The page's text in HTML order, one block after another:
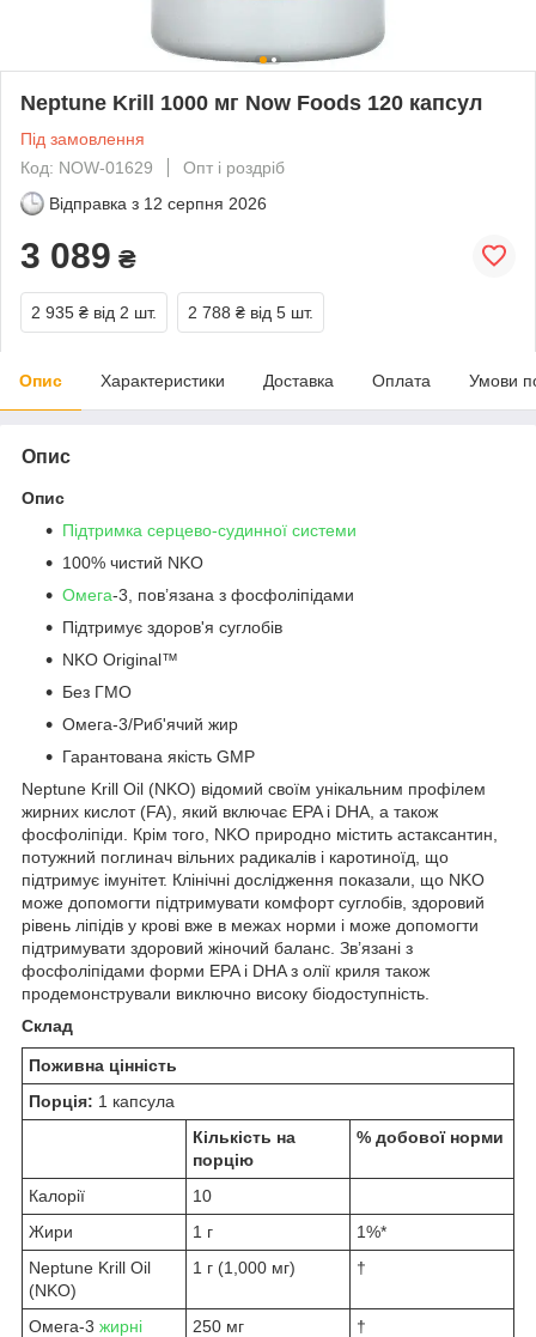
Neptune Krill 1000 мг Now Foods 120 капсул
Під замовлення
Код: NOW-01629
Опт і роздріб
Відправка з 12 серпня 2026
3 089 ₴
2 935 ₴ від 2 шт. 2 788 ₴ від 5 шт.
Опис Характеристики Доставка Оплата Умови
Опис
Опис
Підтримка серцево-судинної системи
100% чистий NKO
Омега-3, пов’язана з фосфоліпідами
Підтримує здоров'я суглобів
NKO Original™
Без ГМО
Омега-3/Риб'ячий жир
Гарантована якість GMP
Neptune Krill Oil (NKO) відомий своїм унікальним профілем
жирних кислот (FA), який включає EPA і DHA, а також
фосфоліпіди. Крім того, NKO природно містить астаксантин,
потужний поглинач вільних радикалів і каротиноїд, що
підтримує імунітет. Клінічні дослідження показали, що NKO
може допомогти підтримувати комфорт суглобів, здоровий
рівень ліпідів у крові вже в межах норми і може допомогти
підтримувати здоровий жіночий баланс. Зв’язані з
фосфоліпідами форми EPA і DHA з олії криля також
продемонстрували виключно високу біодоступність.
Склад
Поживна цінність
Порція: 1 капсула
Кількість на
порцію
% добової норми
Калорії
10
Жири
1 г
1%*
Neptune Krill Oil
(NKO)
1 г (1,000 мг) †
Омега-3 жирні
250 мг †